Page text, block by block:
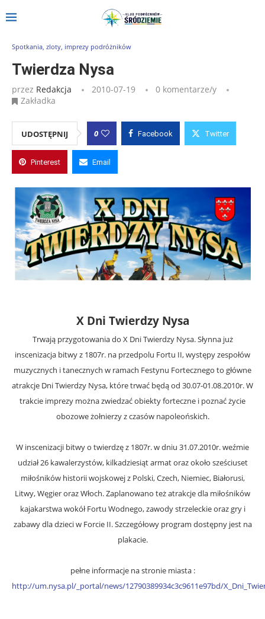
Strona główna Twierdza Nysa
Spotkania, zloty, imprezy podróżników
Twierdza Nysa
przez Redakcja 2010-07-19
0 komentarze/y
Zakładka
UDOSTĘPNIJ 0 Facebook Twitter
Pinterest Email
X Dni Twierdzy Nysa
Trwają przygotowania do X Dni Twierdzy Nysa. Słynna już
inscenizacja bitwy z 1807r. na przedpolu Fortu II, występy zespołów
muzycznych i tanecznych w ramach Festynu Fortecznego to główne
atrakcje Dni Twierdzy Nysa, które trwać będą od 30.07-01.08.2010r. W
trakcie imprezy można zwiedzać obiekty forteczne i poznać życie
obozowe żołnierzy z czasów napoleońskich.
W inscenizacji bitwy o twierdzę z 1807r. w dniu 31.07.2010r. weźmie
udział 26 kawalerzystów, kilkadziesiąt armat oraz około sześciuset
miłośników historii wojskowej z Polski, Czech, Niemiec, Białorusi,
Litwy, Węgier oraz Włoch. Zaplanowano też atrakcje dla miłośników
kajakarstwa wokół Fortu Wodnego, zawody strzeleckie oraz gry i
zabawy dla dzieci w Forcie II. Szczegółowy program dostępny jest na
plakacie.
pełne informacje na stronie miasta :
http://um.nysa.pl/_portal/news/12790389934c3c9611e97bd/